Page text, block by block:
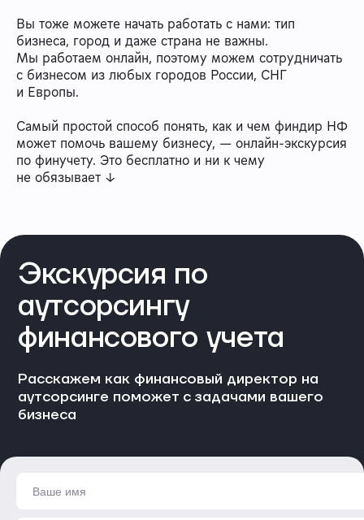
Вы тоже можете начать работать с нами: тип
бизнеса, город и даже страна не важны.
Мы работаем онлайн, поэтому можем сотрудничать
с бизнесом из любых городов России, СНГ
и Европы.
Самый простой способ понять, как и чем финдир НФ
может помочь вашему бизнесу, — онлайн-экскурсия
по финучету. Это бесплатно и ни к чему
не обязывает ↓
Экскурсия по
аутсорсингу
финансового учета
Расскажем как финансовый директор на
аутсорсинге поможет с задачами вашего
бизнеса